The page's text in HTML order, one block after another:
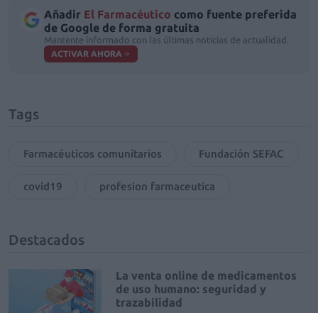
Añadir El Farmacéutico como fuente preferida
de Google de forma gratuita
Mantente informado con las últimas noticias de actualidad.
ACTIVAR AHORA
Tags
Farmacéuticos comunitarios Fundación SEFAC
covid19 profesion farmaceutica
Destacados
La venta online de medicamentos
de uso humano: seguridad y
trazabilidad